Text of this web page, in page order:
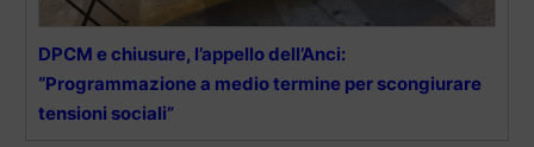
DPCM e chiusure, l’appello dell’Anci:
“Programmazione a medio termine per scongiurare
tensioni sociali”